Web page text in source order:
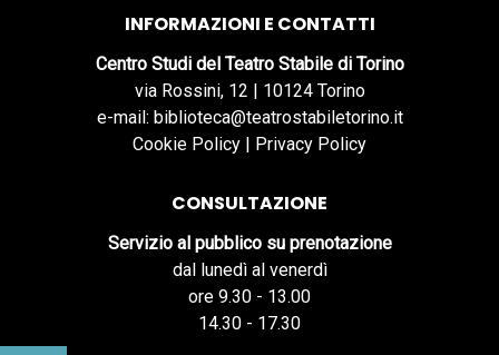
INFORMAZIONI E CONTATTI
Centro Studi del Teatro Stabile di Torino
via Rossini, 12 | 10124 Torino
e-mail: biblioteca@teatrostabiletorino.it
Cookie Policy | Privacy Policy
CONSULTAZIONE
Servizio al pubblico su prenotazione
dal lunedì al venerdì
ore 9.30 - 13.00
14.30 - 17.30